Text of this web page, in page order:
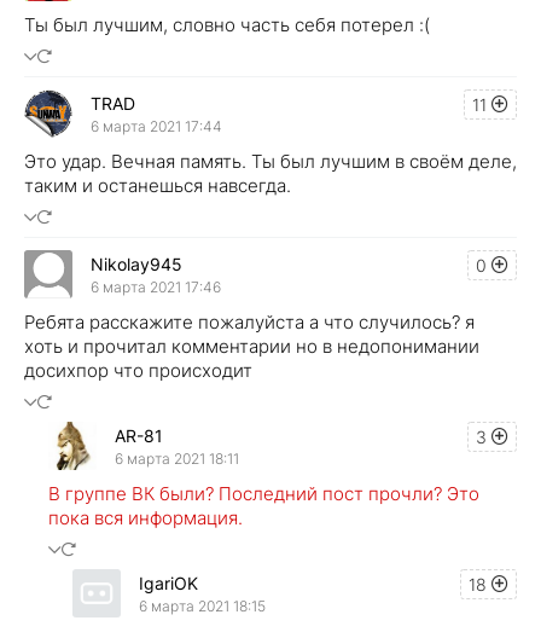
Ты был лучшим, словно часть себя потерел :(
11
TRAD
6 марта 2021 17:44
Это удар. Вечная память. Ты был лучшим в своём деле,
таким и останешься навсегда.
0
Nikolay945
6 марта 2021 17:46
Ребята расскажите пожалуйста а что случилось? я
хоть и прочитал комментарии но в недопонимании
досихпор что происходит
3
AR-81
6 марта 2021 18:11
В группе ВК были? Последний пост прочли? Это
пока вся информация.
18
IgariOK
6 марта 2021 18:15